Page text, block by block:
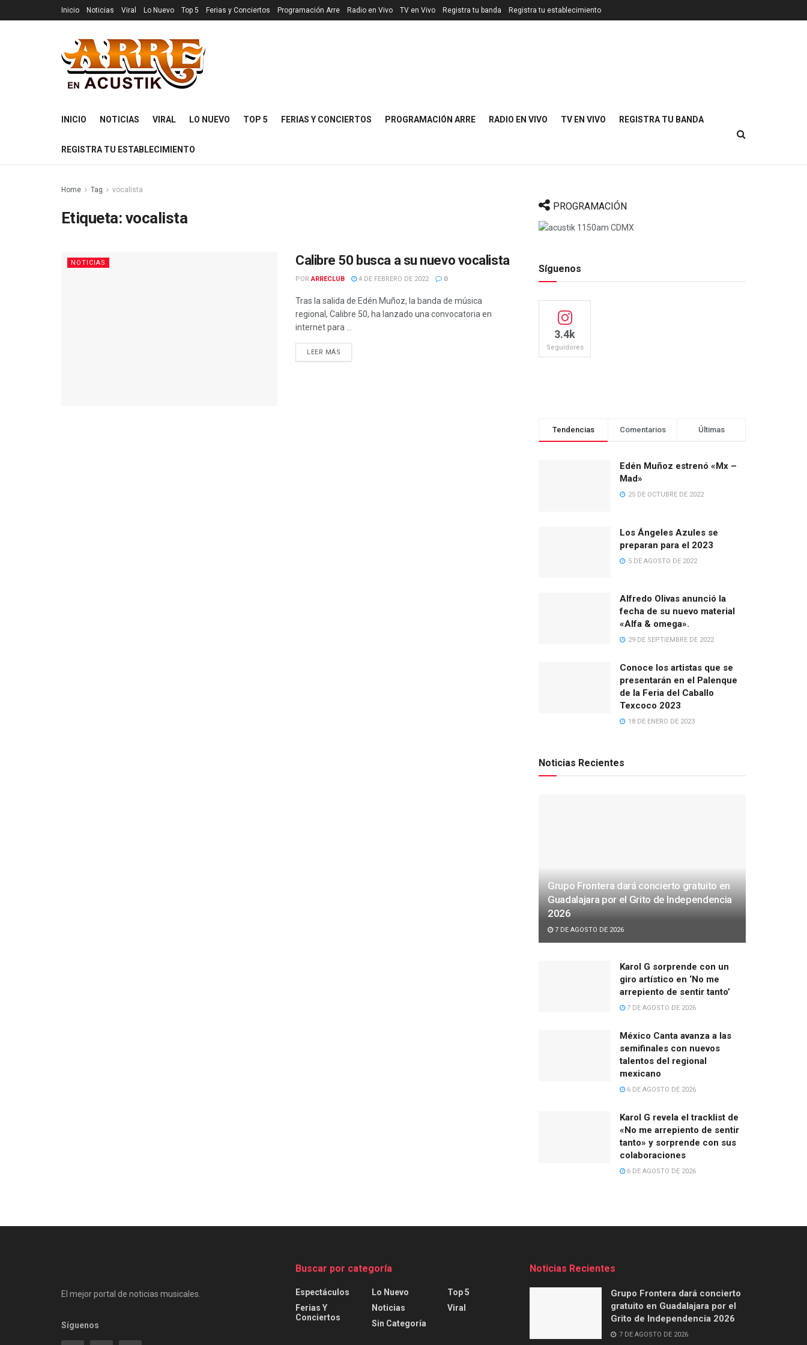
Inicio Noticias Viral Lo Nuevo Top 5 Ferias y Conciertos Programación Arre Radio en Vivo TV en Vivo Registra tu banda Registra tu establecimiento
INICIO NOTICIAS VIRAL LO NUEVO TOP 5 FERIAS Y CONCIERTOS PROGRAMACIÓN ARRE RADIO EN VIVO TV EN VIVO REGISTRA TU BANDA
REGISTRA TU ESTABLECIMIENTO
Home Tag vocalista
Etiqueta: vocalista
NOTICIAS Calibre 50 busca a su nuevo vocalista
POR ARRECLUB 4 DE FEBRERO DE 2022 0
Tras la salida de Edén Muñoz, la banda de música
regional, Calibre 50, ha lanzado una convocatoria en
internet para ...
LEER MÁS
PROGRAMACIÓN
Síguenos
3.4k
Seguidores
Tendencias Comentarios Últimas
Edén Muñoz estrenó «Mx –
Mad»
25 DE OCTUBRE DE 2022
Los Ángeles Azules se
preparan para el 2023
5 DE AGOSTO DE 2022
Alfredo Olivas anunció la
fecha de su nuevo material
«Alfa & omega».
29 DE SEPTIEMBRE DE 2022
Conoce los artistas que se
presentarán en el Palenque
de la Feria del Caballo
Texcoco 2023
18 DE ENERO DE 2023
Noticias Recientes
Grupo Frontera dará concierto gratuito en
Guadalajara por el Grito de Independencia
2026
7 DE AGOSTO DE 2026
Karol G sorprende con un
giro artístico en ‘No me
arrepiento de sentir tanto’
7 DE AGOSTO DE 2026
México Canta avanza a las
semifinales con nuevos
talentos del regional
mexicano
6 DE AGOSTO DE 2026
Karol G revela el tracklist de
«No me arrepiento de sentir
tanto» y sorprende con sus
colaboraciones
6 DE AGOSTO DE 2026
El mejor portal de noticias musicales.
Síguenos
Buscar por categoría
Espectáculos
Ferias Y
Conciertos
Lo Nuevo
Noticias
Sin Categoría
Top 5
Viral
Noticias Recientes
Grupo Frontera dará concierto
gratuito en Guadalajara por el
Grito de Independencia 2026
7 DE AGOSTO DE 2026